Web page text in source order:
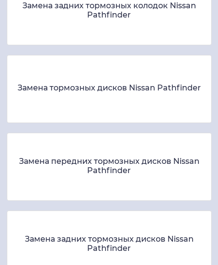
Замена задних тормозных колодок Nissan
Pathfinder
Замена тормозных дисков Nissan Pathfinder
Замена передних тормозных дисков Nissan
Pathfinder
Замена задних тормозных дисков Nissan
Pathfinder